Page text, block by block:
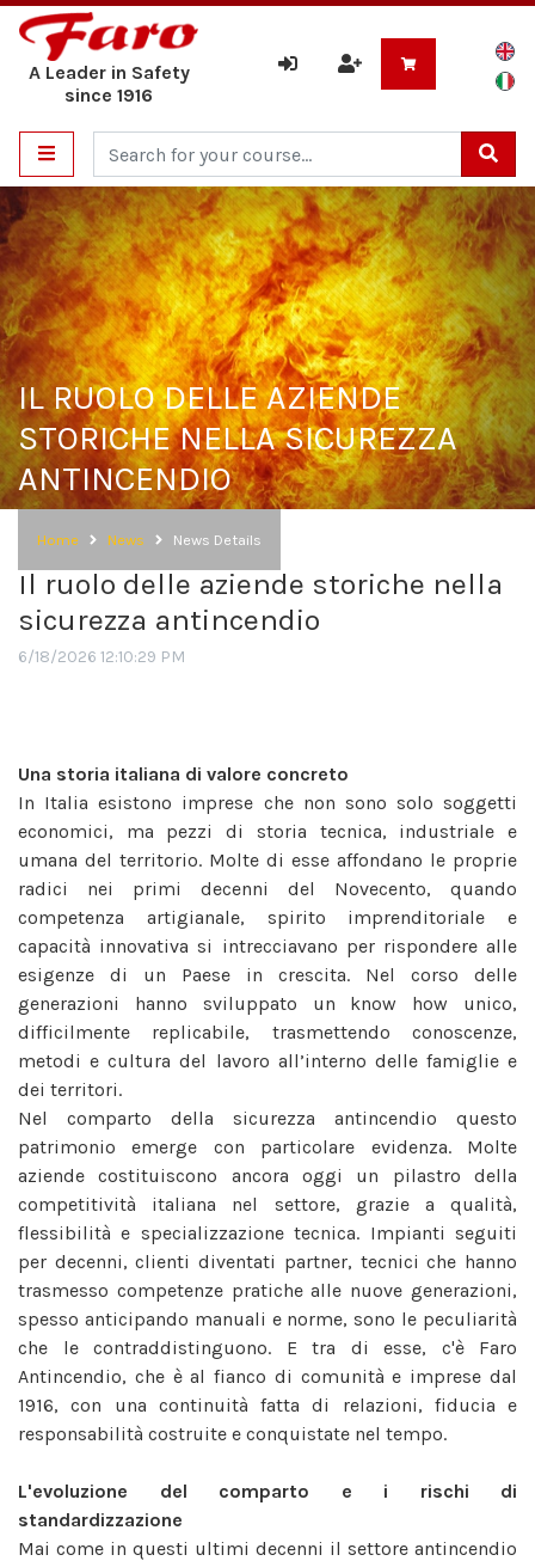
A Leader in Safety
since 1916
Cerca
IL RUOLO DELLE AZIENDE
STORICHE NELLA SICUREZZA
ANTINCENDIO
Home News News Details
Il ruolo delle aziende storiche nella
sicurezza antincendio
6/18/2026 12:10:29 PM
Una storia italiana di valore concreto
In Italia esistono imprese che non sono solo soggetti
economici, ma pezzi di storia tecnica, industriale e
umana del territorio. Molte di esse affondano le proprie
radici nei primi decenni del Novecento, quando
competenza artigianale, spirito imprenditoriale e
capacità innovativa si intrecciavano per rispondere alle
esigenze di un Paese in crescita. Nel corso delle
generazioni hanno sviluppato un know how unico,
difficilmente replicabile, trasmettendo conoscenze,
metodi e cultura del lavoro all’interno delle famiglie e
dei territori.
Nel comparto della sicurezza antincendio questo
patrimonio emerge con particolare evidenza. Molte
aziende costituiscono ancora oggi un pilastro della
competitività italiana nel settore, grazie a qualità,
flessibilità e specializzazione tecnica. Impianti seguiti
per decenni, clienti diventati partner, tecnici che hanno
trasmesso competenze pratiche alle nuove generazioni,
spesso anticipando manuali e norme, sono le peculiarità
che le contraddistinguono. E tra di esse, c'è Faro
Antincendio, che è al fianco di comunità e imprese dal
1916, con una continuità fatta di relazioni, fiducia e
responsabilità costruite e conquistate nel tempo.
L'evoluzione del comparto e i rischi di
standardizzazione
Mai come in questi ultimi decenni il settore antincendio